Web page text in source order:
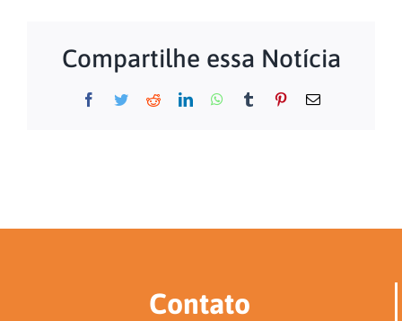
Compartilhe essa Notícia
Facebook
TwitterRedditLinkedInWhatsApp
Tumblr Pinterest
E-
Contato